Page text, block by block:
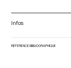
Infos
RÉFÉRENCE BIBLIOGRAPHIQUE